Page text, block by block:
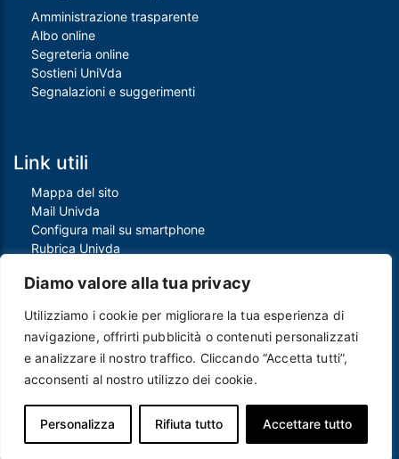
Diamo valore alla tua privacy
Utilizziamo i cookie per migliorare la tua esperienza di
navigazione, offrirti pubblicità o contenuti personalizzati
e analizzare il nostro traffico. Cliccando “Accetta tutti”,
acconsenti al nostro utilizzo dei cookie.
Personalizza Rifiuta tutto Accettare tutto
Amministrazione trasparente
Albo online
Segreteria online
Sostieni UniVda
Segnalazioni e suggerimenti
Link utili
Mappa del sito
Mail Univda
Configura mail su smartphone
Rubrica Univda
Piè di pagina
Crediti
Note legali
Contatti
Privacy e Cookie policy
Protezione dei dati personali